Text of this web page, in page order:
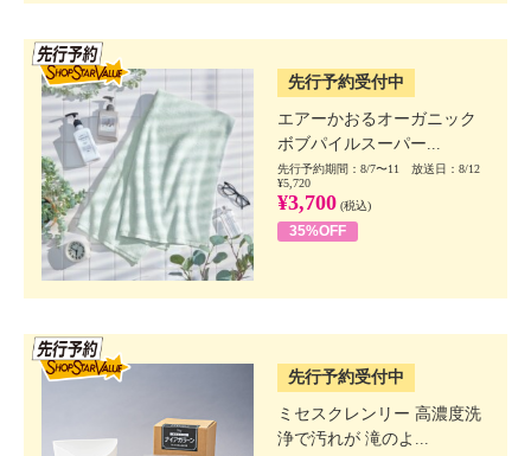
先行予約受付中
エアーかおるオーガニック
ボブパイルスーパー...
先行予約期間：8/7〜11 放送日：8/12
¥5,720
¥3,700 (税込)
35%OFF
先行予約受付中
ミセスクレンリー 高濃度洗
浄で汚れが 滝のよ...